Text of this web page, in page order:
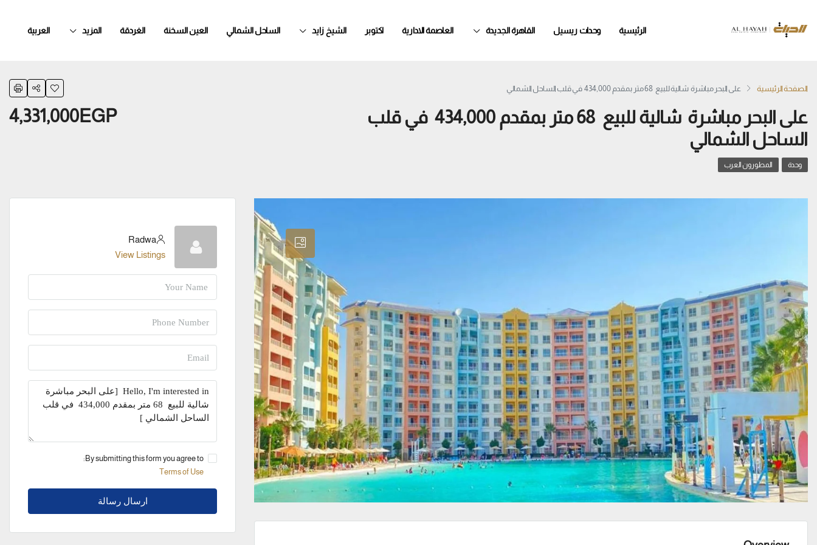
الرئيسية وحدات ريسيل القاهرة الجديدة العاصمة الادارية اكتوبر الشيخ زايد الساحل الشمالي العين السخنة الغردقة المزيد العربية
الصفحة الرئيسية على البحر مباشرة شالية للبيع 68 متر بمقدم 434,000 في قلب الساحل الشمالي
على البحر مباشرة شالية للبيع 68 متر بمقدم 434,000 في قلب
الساحل الشمالي
4,331,000EGP
وحدة المطورون العرب
Radwa
View Listings
By submitting this form you agree to:
Terms of Use
ارسال رسالة